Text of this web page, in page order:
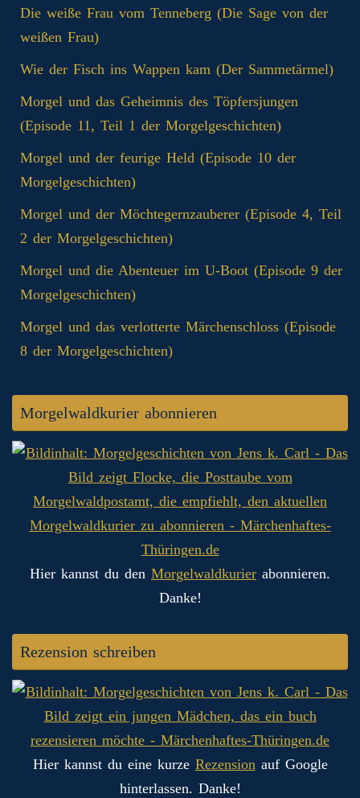
Die weiße Frau vom Tenneberg (Die Sage von der
weißen Frau)
Wie der Fisch ins Wappen kam (Der Sammetärmel)
Morgel und das Geheimnis des Töpfersjungen
(Episode 11, Teil 1 der Morgelgeschichten)
Morgel und der feurige Held (Episode 10 der
Morgelgeschichten)
Morgel und der Möchtegernzauberer (Episode 4, Teil
2 der Morgelgeschichten)
Morgel und die Abenteuer im U-Boot (Episode 9 der
Morgelgeschichten)
Morgel und das verlotterte Märchenschloss (Episode
8 der Morgelgeschichten)
Morgelwaldkurier abonnieren
Hier kannst du den Morgelwaldkurier abonnieren.
Danke!
Rezension schreiben
Hier kannst du eine kurze Rezension auf Google
hinterlassen. Danke!